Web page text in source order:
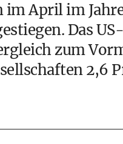
im April im
Das
zum
2,6